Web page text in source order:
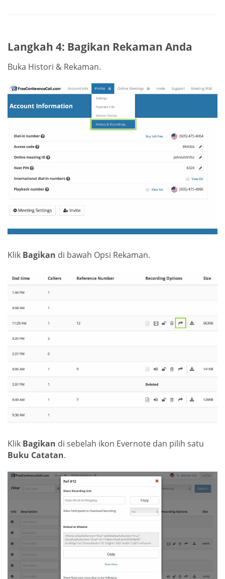
Langkah 4: Bagikan Rekaman Anda
Buka Histori & Rekaman.
Klik Bagikan di bawah Opsi Rekaman.
Klik Bagikan di sebelah ikon Evernote dan pilih satu
Buku Catatan.